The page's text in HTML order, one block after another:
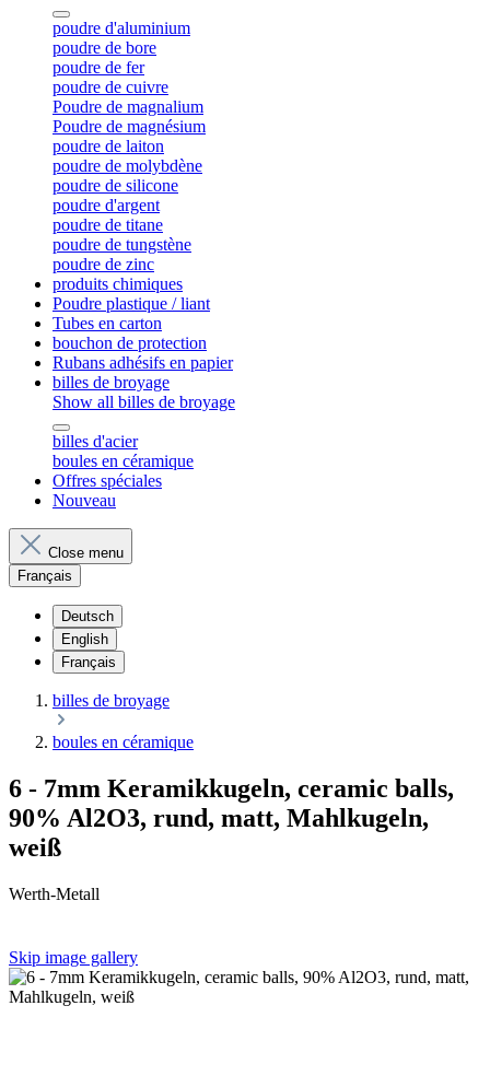
poudre d'aluminium
poudre de bore
poudre de fer
poudre de cuivre
Poudre de magnalium
Poudre de magnésium
poudre de laiton
poudre de molybdène
poudre de silicone
poudre d'argent
poudre de titane
poudre de tungstène
poudre de zinc
produits chimiques
Poudre plastique / liant
Tubes en carton
bouchon de protection
Rubans adhésifs en papier
billes de broyage
Show all billes de broyage
billes d'acier
boules en céramique
Offres spéciales
Nouveau
Close menu
Français
Deutsch
English
Français
billes de broyage
boules en céramique
6 - 7mm Keramikkugeln, ceramic balls,
90% Al2O3, rund, matt, Mahlkugeln,
weiß
Werth-Metall
Skip image gallery